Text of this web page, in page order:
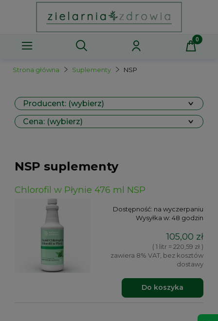
Strona główna Suplementy NSP
Producent: (wybierz)
Cena: (wybierz)
NSP suplementy
Chlorofil w Płynie 476 ml NSP
Dostępność: na wyczerpaniu
Wysyłka w: 48 godzin
105,00 zł
( 1 litr = 220,59 zł )
zawiera 8% VAT, bez kosztów
dostawy
Do koszyka